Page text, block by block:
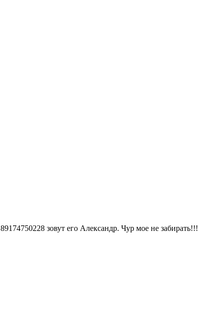
зовут его Александр. Чур мое не забирать!!!